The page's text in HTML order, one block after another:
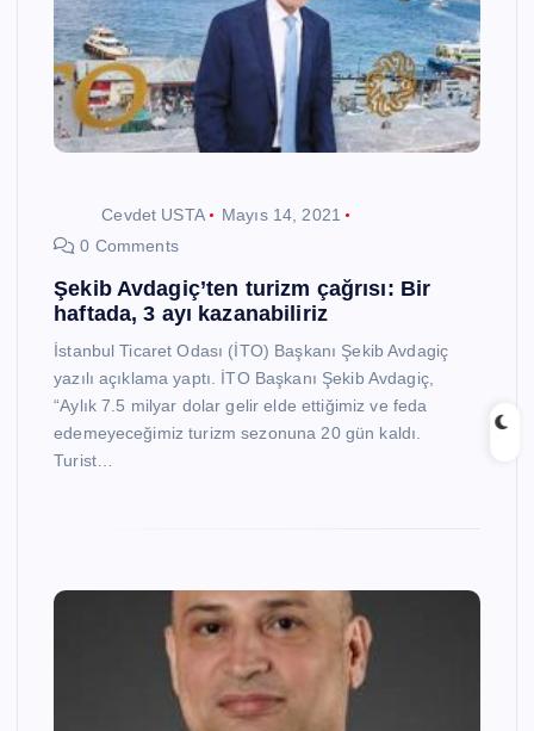
Cevdet USTA
Mayıs 14, 2021
0 Comments
Şekib Avdagiç’ten turizm çağrısı: Bir
haftada, 3 ayı kazanabiliriz
İstanbul Ticaret Odası (İTO) Başkanı Şekib Avdagiç
yazılı açıklama yaptı. İTO Başkanı Şekib Avdagiç,
“Aylık 7.5 milyar dolar gelir elde ettiğimiz ve feda
edemeyeceğimiz turizm sezonuna 20 gün kaldı.
Turist…